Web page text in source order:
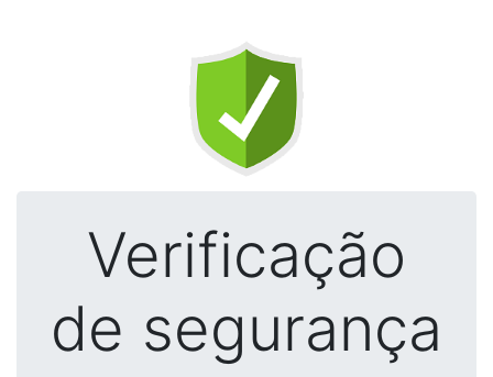
Verificação
de segurança